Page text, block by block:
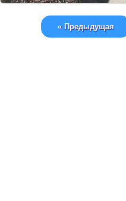
« Предыдущая